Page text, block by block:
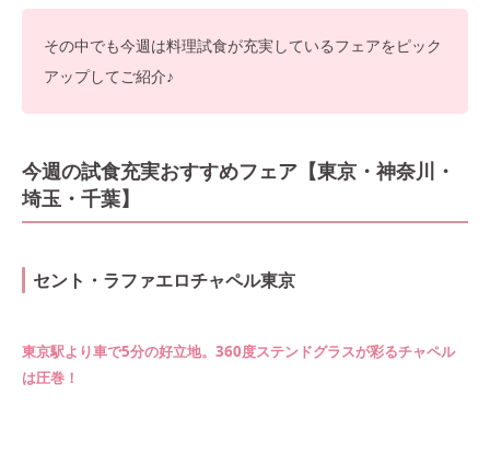
その中でも今週は料理試食が充実しているフェアをピック
アップしてご紹介♪
今週の試食充実おすすめフェア【東京・神奈川・
埼玉・千葉】
セント・ラファエロチャペル東京
東京駅より車で5分の好立地。360度ステンドグラスが彩るチャペル
は圧巻！